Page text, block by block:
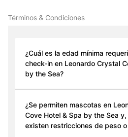
Términos & Condiciones
¿Cuál es la edad mínima
check-in en Leonardo Crystal
by the Sea?
¿Se permiten mascotas en
Cove Hotel & Spa by the Sea
existen restricciones de peso